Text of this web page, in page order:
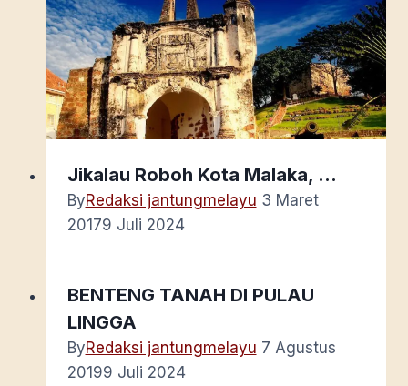
Jikalau Roboh Kota Malaka, …
ByRedaksi jantungmelayu 3 Maret
20179 Juli 2024
BENTENG TANAH DI PULAU
LINGGA
ByRedaksi jantungmelayu 7 Agustus
20199 Juli 2024